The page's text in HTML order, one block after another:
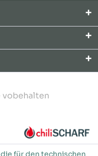
für den technischen